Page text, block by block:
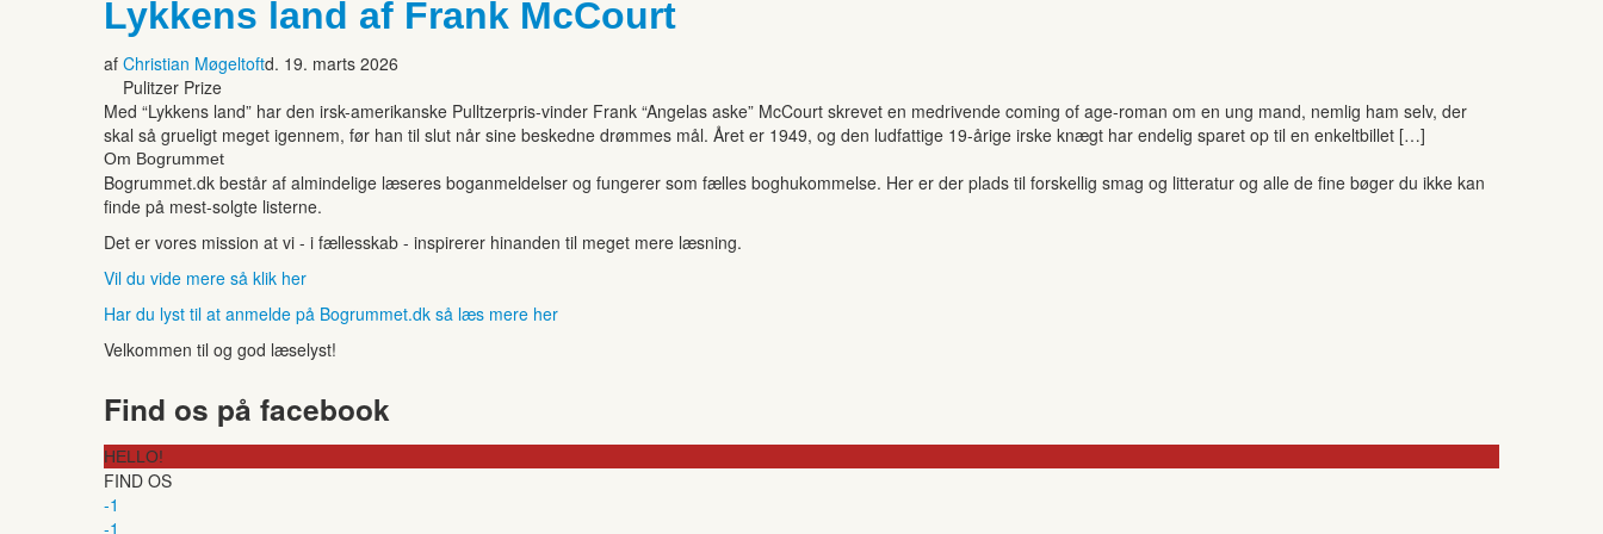
Lykkens land af Frank McCourt
af Christian Møgeltoftd. 19. marts 2026
Pulitzer Prize
Med “Lykkens land” har den irsk-amerikanske Pulltzerpris-vinder Frank “Angelas aske” McCourt skrevet en medrivende coming of age-roman om en ung mand, nemlig ham selv, der
skal så grueligt meget igennem, før han til slut når sine beskedne drømmes mål. Året er 1949, og den ludfattige 19-årige irske knægt har endelig sparet op til en enkeltbillet […]
Om Bogrummet
Bogrummet.dk består af almindelige læseres boganmeldelser og fungerer som fælles boghukommelse. Her er der plads til forskellig smag og litteratur og alle de fine bøger du ikke kan
finde på mest-solgte listerne.
Det er vores mission at vi - i fællesskab - inspirerer hinanden til meget mere læsning.
Vil du vide mere så klik her
Har du lyst til at anmelde på Bogrummet.dk så læs mere her
Velkommen til og god læselyst!
Find os på facebook
HELLO!
FIND OS
-1
-1